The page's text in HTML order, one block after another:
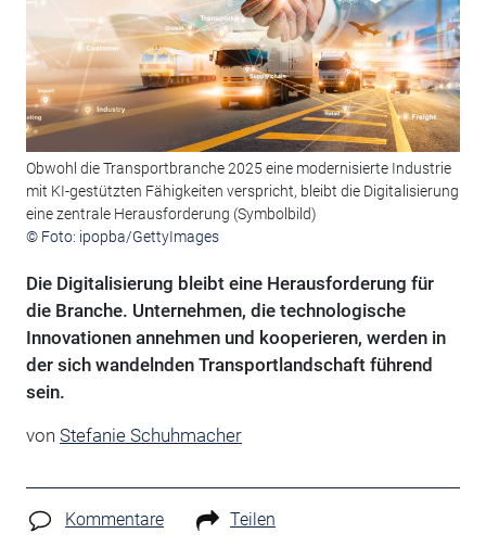
Obwohl die Transportbranche 2025 eine modernisierte Industrie
mit KI-gestützten Fähigkeiten verspricht, bleibt die Digitalisierung
eine zentrale Herausforderung (Symbolbild)
© Foto: ipopba/GettyImages
Die Digitalisierung bleibt eine Herausforderung für
die Branche. Unternehmen, die technologische
Innovationen annehmen und kooperieren, werden in
der sich wandelnden Transportlandschaft führend
sein.
von Stefanie Schuhmacher
Kommentare Teilen